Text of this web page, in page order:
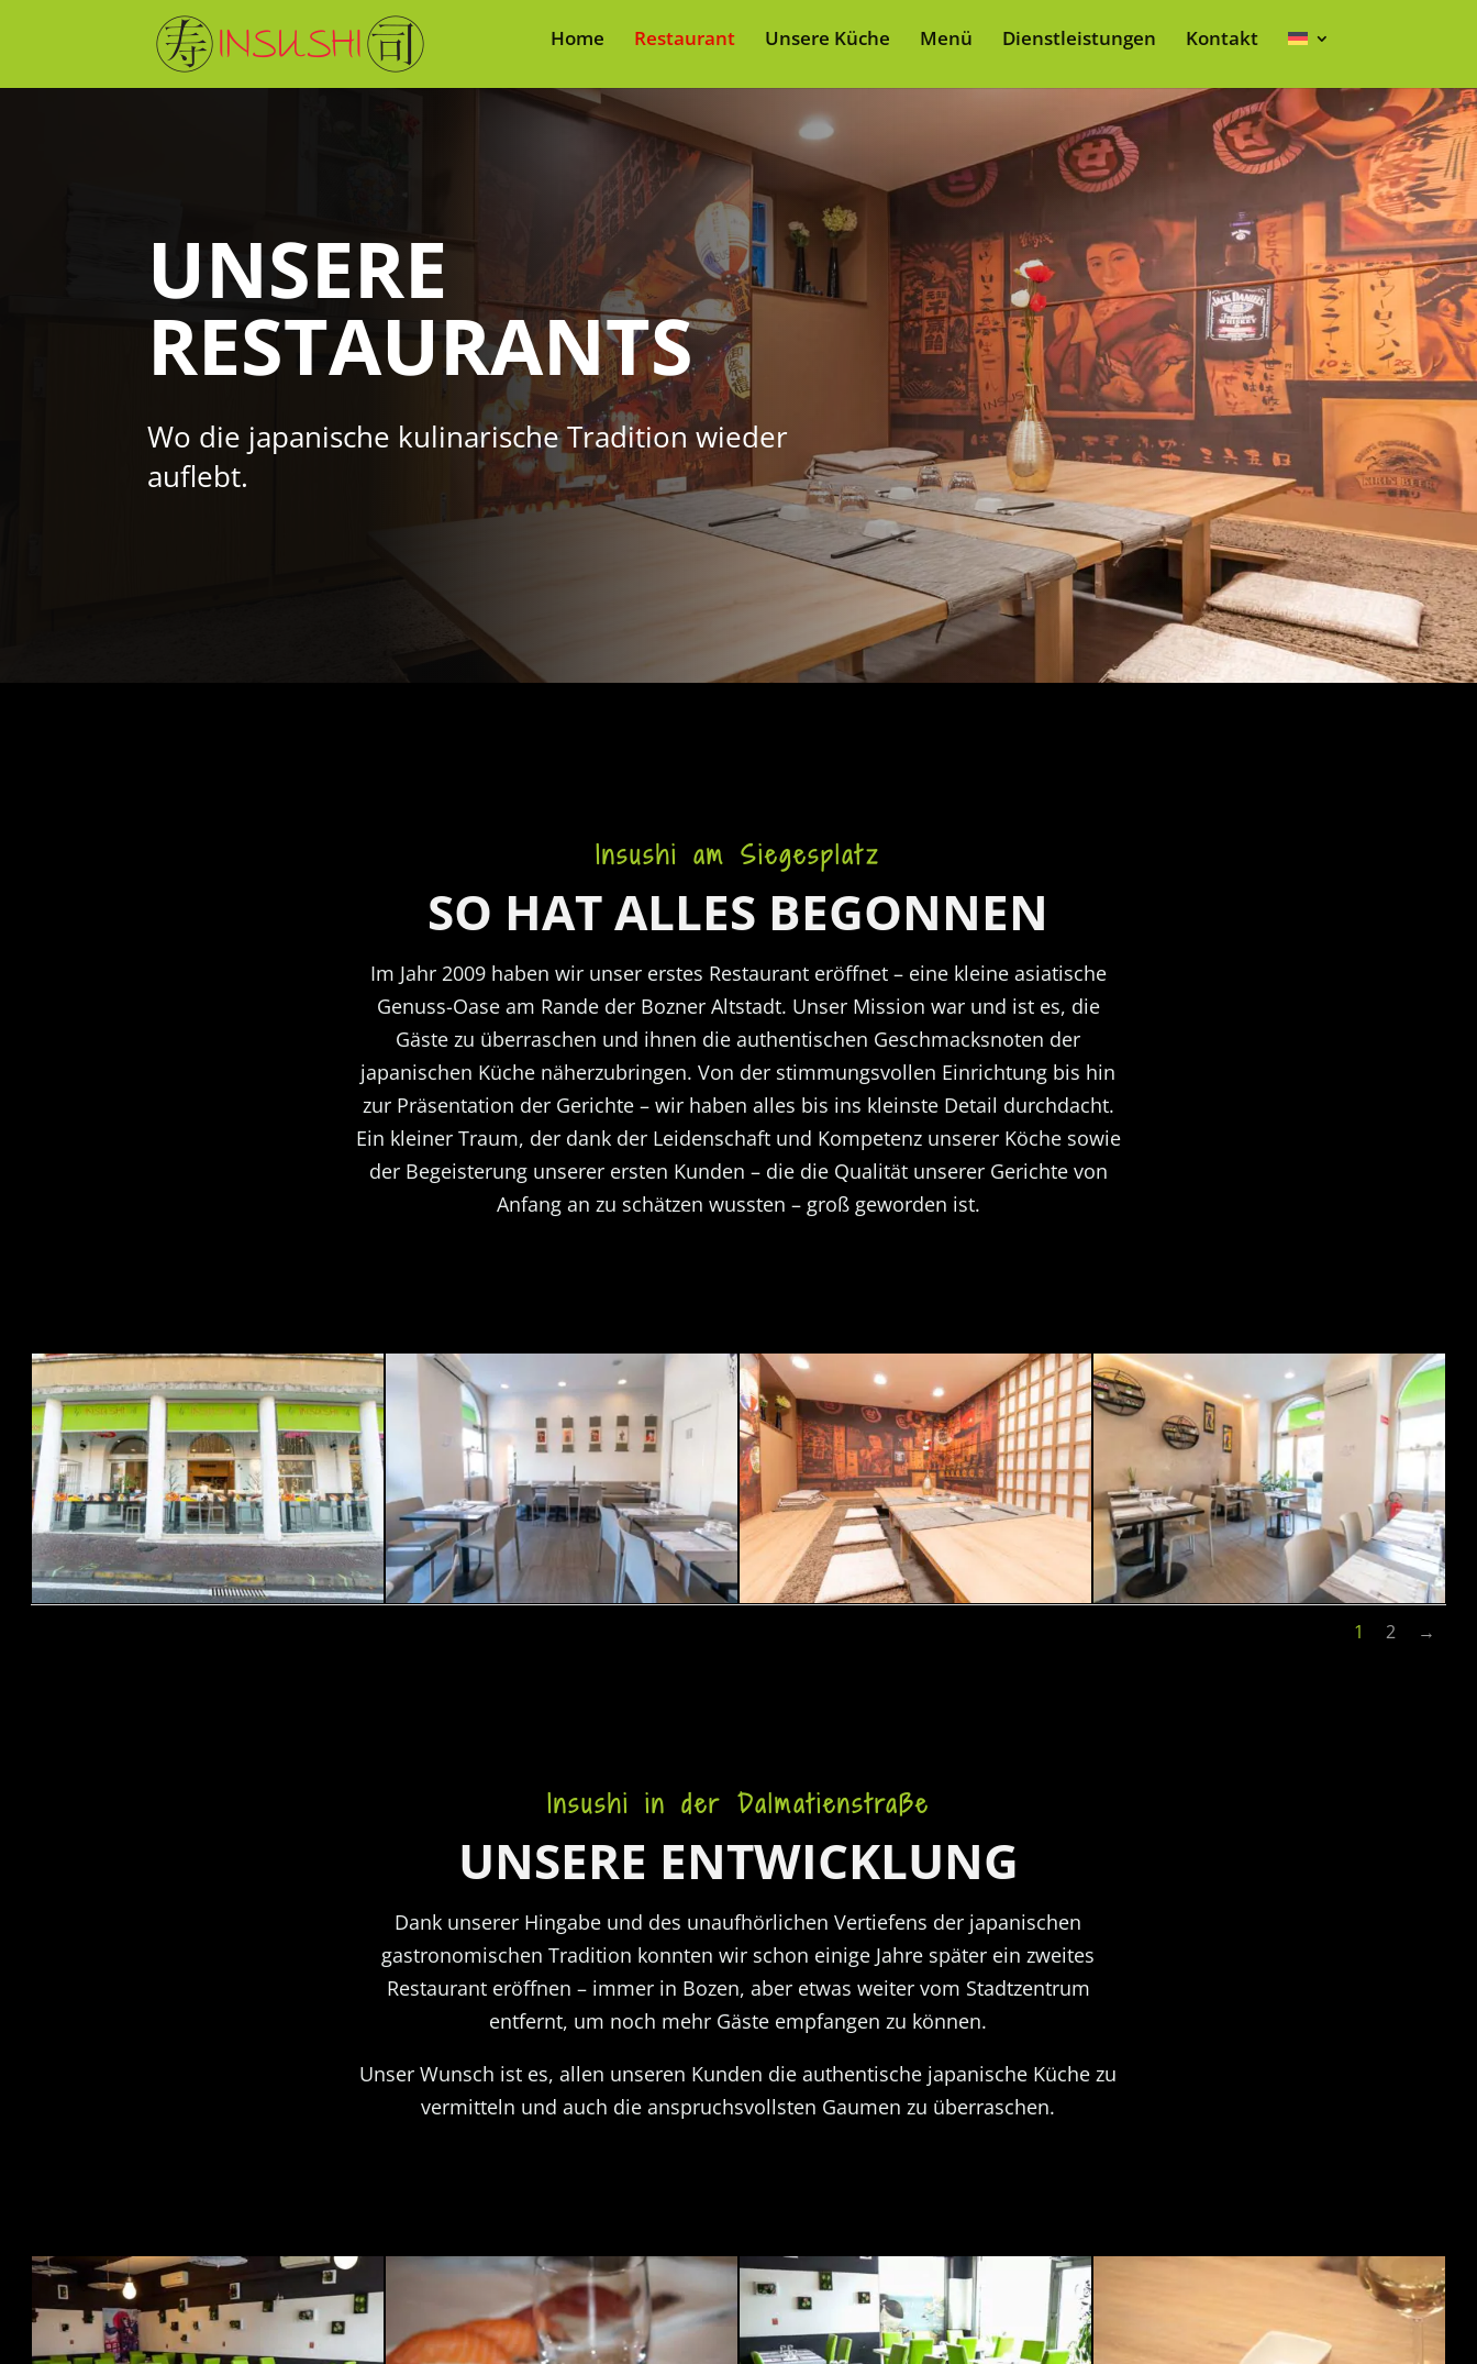
Home Restaurant Unsere Küche Menü Dienstleistungen Kontakt
UNSERE
RESTAURANTS
Wo die japanische kulinarische Tradition wieder
auflebt.
Insushi am Siegesplatz
SO HAT ALLES BEGONNEN
Im Jahr 2009 haben wir unser erstes Restaurant eröffnet – eine kleine asiatische
Genuss-Oase am Rande der Bozner Altstadt. Unser Mission war und ist es, die
Gäste zu überraschen und ihnen die authentischen Geschmacksnoten der
japanischen Küche näherzubringen. Von der stimmungsvollen Einrichtung bis hin
zur Präsentation der Gerichte – wir haben alles bis ins kleinste Detail durchdacht.
Ein kleiner Traum, der dank der Leidenschaft und Kompetenz unserer Köche sowie
der Begeisterung unserer ersten Kunden – die die Qualität unserer Gerichte von
Anfang an zu schätzen wussten – groß geworden ist.
1 2 →
Insushi in der Dalmatienstraße
UNSERE ENTWICKLUNG
Dank unserer Hingabe und des unaufhörlichen Vertiefens der japanischen
gastronomischen Tradition konnten wir schon einige Jahre später ein zweites
Restaurant eröffnen – immer in Bozen, aber etwas weiter vom Stadtzentrum
entfernt, um noch mehr Gäste empfangen zu können.
Unser Wunsch ist es, allen unseren Kunden die authentische japanische Küche zu
vermitteln und auch die anspruchsvollsten Gaumen zu überraschen.